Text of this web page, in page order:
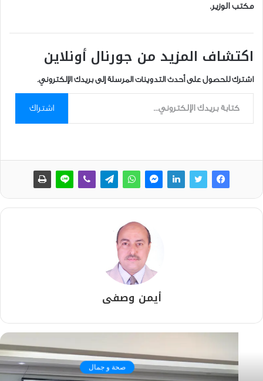
مكتب الوزير.
اكتشاف المزيد من جورنال أونلاين
اشترك للحصول على أحدث التدوينات المرسلة إلى بريدك الإلكتروني.
كتابة بريدك الإلكتروني...
اشتراك
أيمن وصفى
صحة و جمال